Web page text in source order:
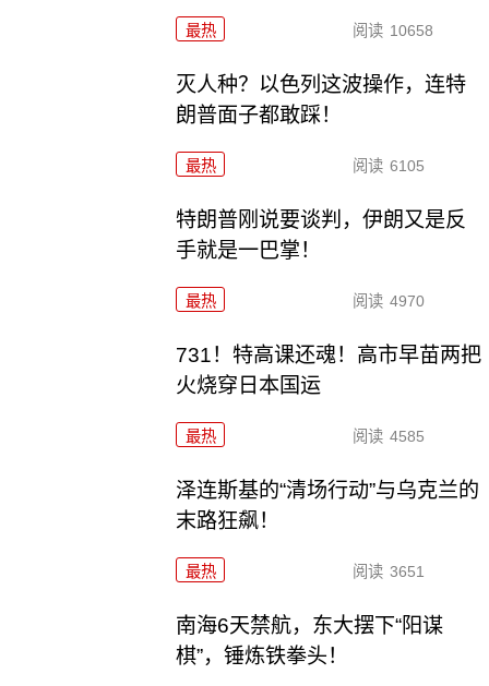
最热 阅读 10658
灭人种？以色列这波操作，连特
朗普面子都敢踩！
最热 阅读 6105
特朗普刚说要谈判，伊朗又是反
手就是一巴掌！
最热 阅读 4970
731！特高课还魂！高市早苗两把
火烧穿日本国运
最热 阅读 4585
泽连斯基的“清场行动”与乌克兰的
末路狂飙！
最热 阅读 3651
南海6天禁航，东大摆下“阳谋
棋”，锤炼铁拳头！